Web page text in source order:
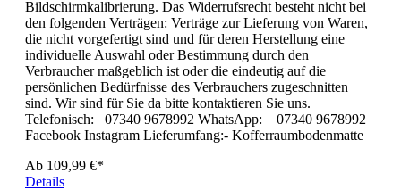
Bildschirmkalibrierung. Das Widerrufsrecht besteht nicht bei
den folgenden Verträgen: Verträge zur Lieferung von Waren,
die nicht vorgefertigt sind und für deren Herstellung eine
individuelle Auswahl oder Bestimmung durch den
Verbraucher maßgeblich ist oder die eindeutig auf die
persönlichen Bedürfnisse des Verbrauchers zugeschnitten
sind. Wir sind für Sie da bitte kontaktieren Sie uns.
Telefonisch: 07340 9678992 WhatsApp: 07340 9678992
Facebook Instagram Lieferumfang:- Kofferraumbodenmatte
Ab 109,99 €*
Details